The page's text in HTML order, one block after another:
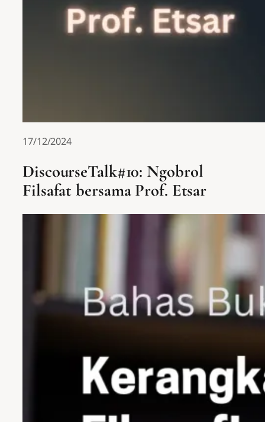
17/12/2024
DiscourseTalk#10: Ngobrol
Filsafat bersama Prof. Etsar